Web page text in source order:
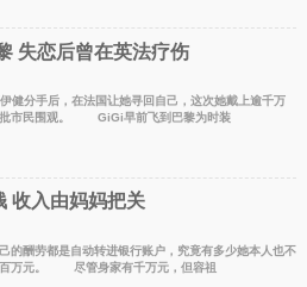
失恋后曾在英法疗伤
分手后，在法国让她寻回自己，这次她戴上逾千万
批市民围观。 GiGi早前飞到巴黎为时装
收入由妈妈把关
的酬劳都是自动转进银行账户，究竟有多少她本人也不
百万元。 尽管身家有千万元，但容祖